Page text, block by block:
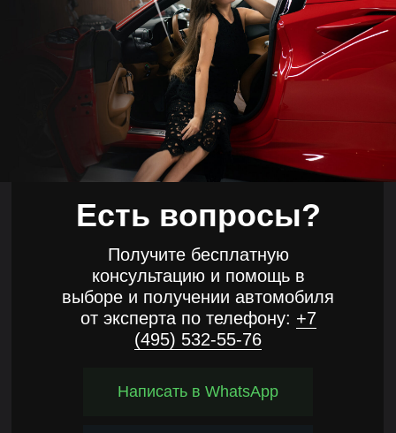
Есть вопросы?
Получите бесплатную
консультацию и помощь в
выборе и получении автомобиля
от эксперта по телефону: +7
(495) 532-55-76
Написать в WhatsApp